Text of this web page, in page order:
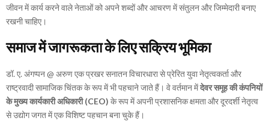
जीवन में कार्य करने वाले नेताओं को अपने शब्दों और आचरण में संतुलन और जिम्मेदारी बनाए
रखनी चाहिए।
समाज में जागरूकता के लिए सक्रिय भूमिका
डॉ. ए. अंगप्पन @ अरुण एक प्रखर सनातन विचारधारा से प्रेरित युवा नेतृत्वकर्ता और
राष्ट्रवादी सामाजिक चिंतक के रूप में भी पहचाने जाते हैं। वे वर्तमान मेंदेवर समूह की कंपनियों
के मुख्य कार्यकारी अधिकारी (CEO) के रूप में अपनी प्रशासनिक क्षमता और दूरदर्शी नेतृत्व
से उद्योग जगत में एक विशिष्ट पहचान बना चुके हैं।